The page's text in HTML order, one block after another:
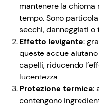
mantenere la chioma
tempo. Sono
secchi, danneggiati
Effetto levigante:
queste acque
capelli, riducendo
lucentezza.
Protezione termica:
contengono